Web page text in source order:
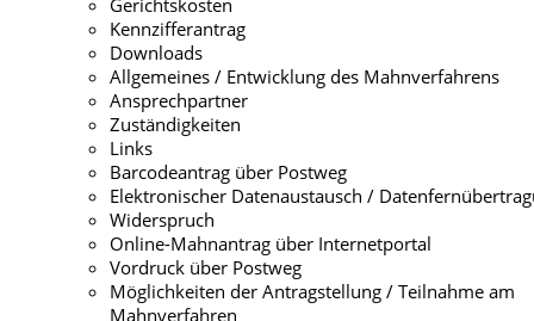
Gerichtskosten
Kennzifferantrag
Downloads
Allgemeines / Entwicklung des Mahnverfahrens
Ansprechpartner
Zuständigkeiten
Links
Barcodeantrag über Postweg
Elektronischer Datenaustausch /
Widerspruch
Online-Mahnantrag über Internetportal
Vordruck über Postweg
Möglichkeiten der Antragstellung / Teilnahme am
Mahnverfahren